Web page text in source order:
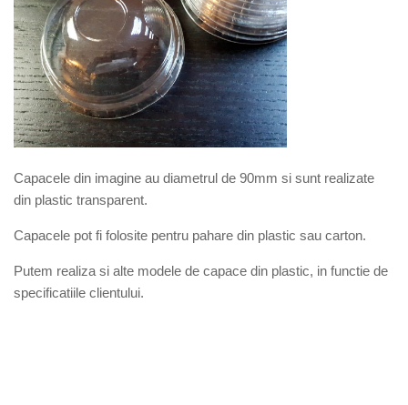
Capacele din imagine au diametrul de 90mm si sunt realizate
din plastic transparent.
Capacele pot fi folosite pentru pahare din plastic sau carton.
Putem realiza si alte modele de capace din plastic, in functie de
specificatiile clientului.